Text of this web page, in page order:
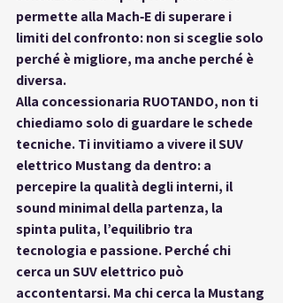
permette alla Mach‑E di superare i
limiti del confronto: non si sceglie solo
perché è migliore, ma anche perché è
diversa.
Alla concessionaria RUOTANDO, non ti
chiediamo solo di guardare le schede
tecniche. Ti invitiamo a vivere il SUV
elettrico Mustang da dentro: a
percepire la qualità degli interni, il
sound minimal della partenza, la
spinta pulita, l’equilibrio tra
tecnologia e passione. Perché chi
cerca un SUV elettrico può
accontentarsi. Ma chi cerca la Mustang